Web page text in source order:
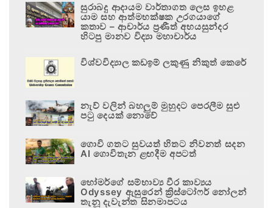
සුරාබදු ආදායම වාර්තාගත ලෙස ඉහළ
යාම සහ ආත්මභක්ෂක උරගයාගේ
කතාව – ආචාර්ය ප්‍රණීත් අභයසුන්දර
හිටපු මානව විද්‍යා මහාචාර්ය
විශ්වවිද්‍යාල කඩඉම් ලකුණු නිකුත් කෙරේ
නැව් වලින් බහලුම් මුහුදට පෙරලීම සුළු
පටු දෙයක් නොවේ
ගොවි ගතට සුවයත් හිතට නිවනත් සදන
AI ගොවිතැන ළඟදීම අපටත්
හෝමර්ගේ සම්භාව්‍ය වීර කාව්‍යය
Odyssey ඇසුරෙන් ක්‍රිස්ටෝෆර් නෝලන්
තැනූ දැවැන්ත සිනමාපටය